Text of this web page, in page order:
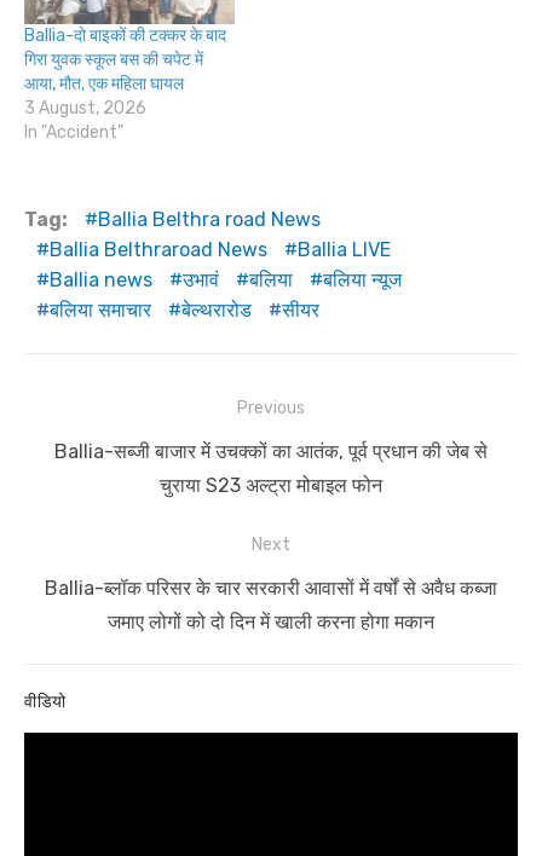
Ballia-दो बाइकों की टक्कर के बाद
गिरा युवक स्कूल बस की चपेट में
आया, मौत, एक महिला घायल
3 August, 2026
In "Accident"
Tag:
Ballia Belthra road News
Ballia Belthraroad News
Ballia LIVE
Ballia news
उभावं बलिया
बलिया न्यूज
बलिया समाचार
बेल्थरारोड सीयर
navigation
Previous
Previous
Ballia-सब्जी बाजार में उचक्कों का आतंक, पूर्व प्रधान की जेब से
चुराया S23 अल्ट्रा मोबाइल फोन
Next
Next
Ballia-ब्लॉक परिसर के चार सरकारी आवासों में वर्षों से अवैध कब्जा
जमाए लोगों को दो दिन में खाली करना होगा मकान
वीडियो